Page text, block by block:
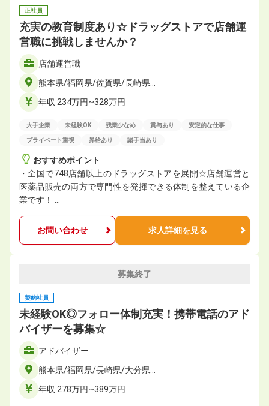
正社員
充実の教育制度あり☆ドラッグストアで店舗運
営職に挑戦しませんか？
店舗運営職
熊本県/福岡県/佐賀県/長崎県…
年収 234万円~328万円
大手企業 未経験OK 残業少なめ 賞与あり 安定的な仕事
プライベート重視 昇給あり 諸手当あり
おすすめポイント
・全国で748店舗以上のドラッグストアを展開☆店舗運営と
医薬品販売の両方で専門性を発揮できる体制を整えている企
業です！ …
お問い合わせ 求人詳細を見る
募集終了
契約社員
未経験OK◎フォロー体制充実！携帯電話のアド
バイザーを募集☆
アドバイザー
熊本県/福岡県/長崎県/大分県…
年収 278万円~389万円